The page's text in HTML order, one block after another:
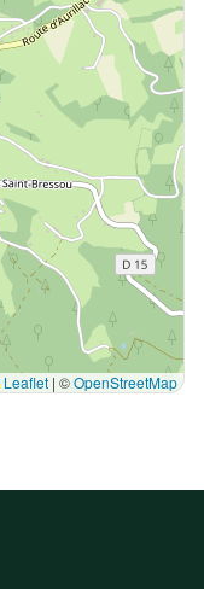
Leaflet | ©OpenStreetMap